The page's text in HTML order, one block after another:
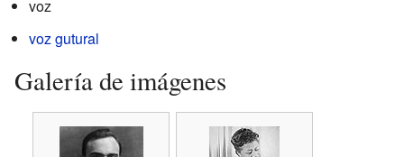
voz
voz gutural
Galería de imágenes